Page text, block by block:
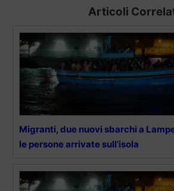
Articoli
Migranti, due nuovi sbarchi a
le persone arrivate sull’isola